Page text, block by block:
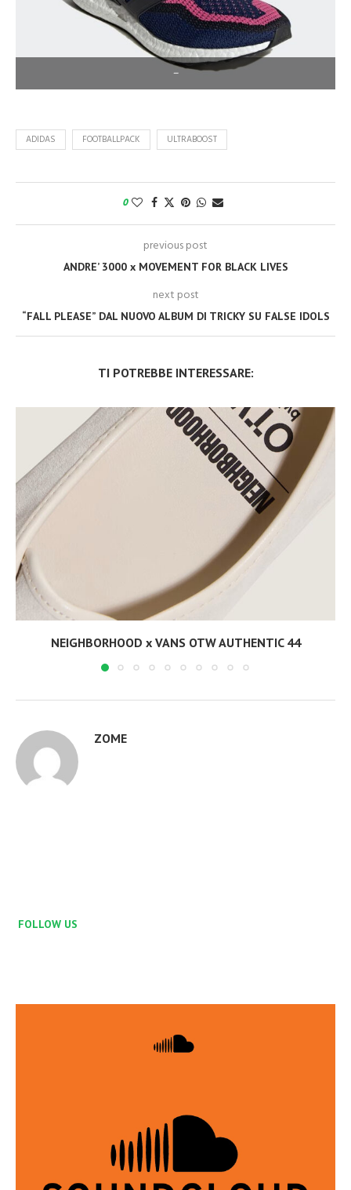
–
ADIDAS FOOTBALLPACK ULTRABOOST
0
previous post
ANDRE’ 3000 x MOVEMENT FOR BLACK LIVES
next post
“FALL PLEASE” DAL NUOVO ALBUM DI TRICKY SU FALSE IDOLS
TI POTREBBE INTERESSARE:
NEIGHBORHOOD x VANS OTW AUTHENTIC 44
ZOME
FOLLOW US